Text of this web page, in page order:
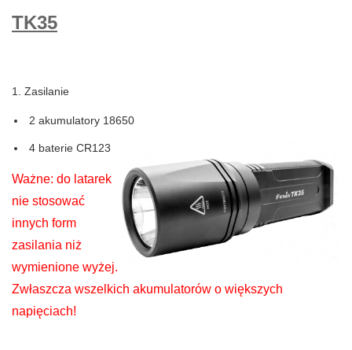
TK35
1. Zasilanie
2 akumulatory 18650
4 baterie CR123
Ważne: do latarek
nie stosować
innych form
zasilania niż
wymienione wyżej.
Zwłaszcza wszelkich akumulatorów o większych
napięciach!